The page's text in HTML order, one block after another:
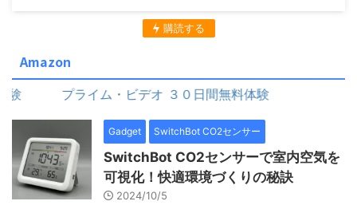
購読する
Amazon
イム・ビデオ ３０日間無料体験 プライム・ビデオ ３
Gadget SwitchBot CO2センサー
SwitchBot CO2センサーで室内空気を
可視化！快適環境づくりの秘訣
2024/10/5